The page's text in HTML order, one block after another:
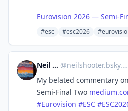
Eurovision 2026 — Semi-
#esc #esc2026
Neil Shooter @neilshooter.bsky.social@bsky.brid.gy
My belated commentary
Semi-Final Two
#Eurovision #ESC